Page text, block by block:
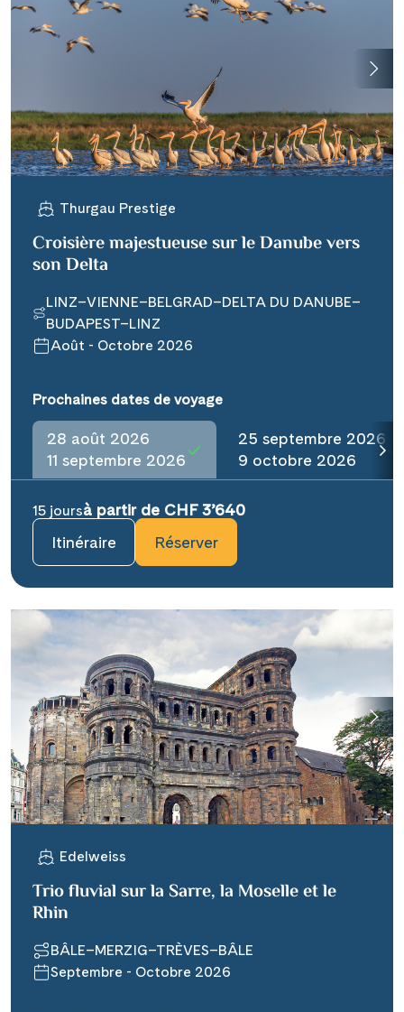
Thurgau Prestige
Croisière majestueuse sur le Danube vers
son Delta
LINZ–VIENNE–BELGRAD–DELTA DU DANUBE–
BUDAPEST–LINZ
Août - Octobre 2026
Prochaines dates de voyage
28 août 2026
11 septembre 2026
25 septembre 2026
9 octobre 2026
15 joursà partir de CHF 3’640
Itinéraire
Réserver
Edelweiss
Trio fluvial sur la Sarre, la Moselle et le
Rhin
BÂLE–MERZIG–TRÈVES–BÂLE
Septembre - Octobre 2026